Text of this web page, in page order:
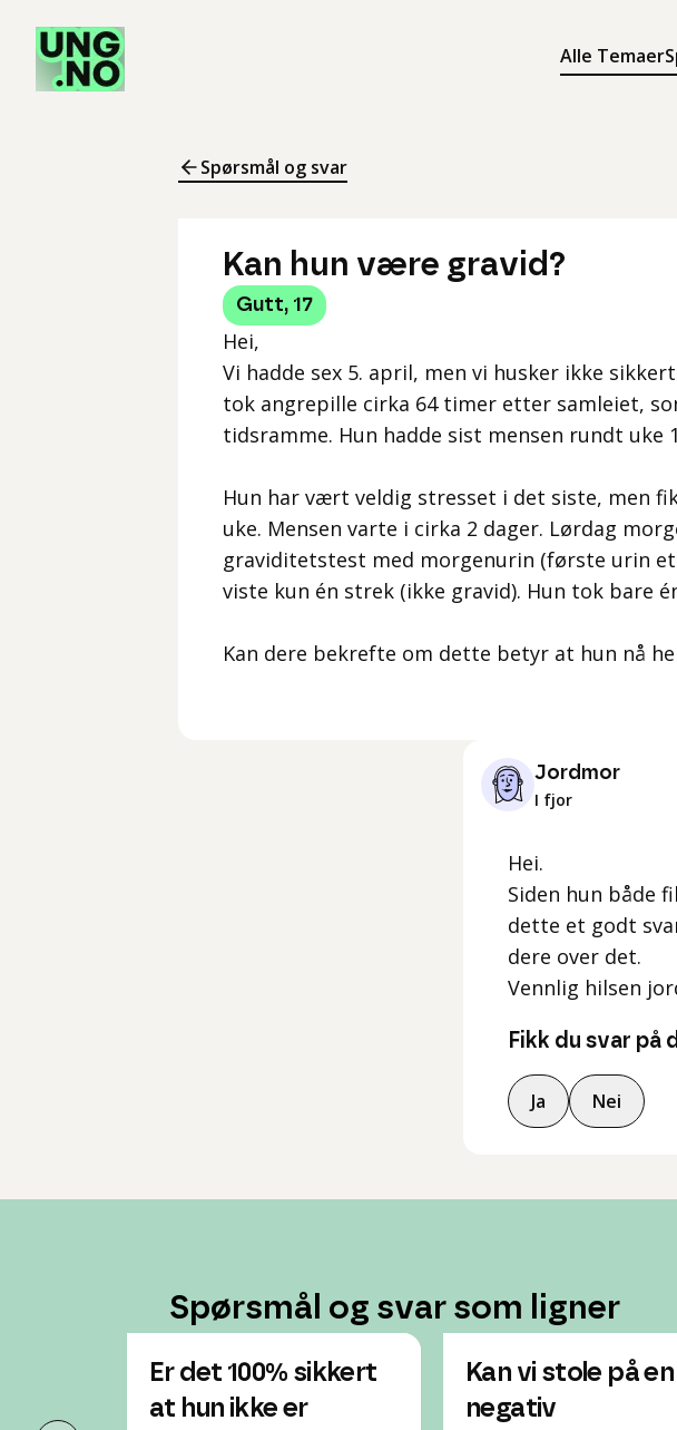
Alle Temaer
Søk
Meny
Spørsmål og svar
Kan hun være gravid?
Gutt, 17
Hei,
Vi hadde sex 5. april, men vi husker ikke
tok angrepille cirka 64 timer etter samleiet,
tidsramme. Hun hadde sist mensen rundt uke
Hun har vært veldig stresset i det siste, men
uke. Mensen varte i cirka 2 dager. Lørdag
graviditetstest med morgenurin (første urin
viste kun én strek (ikke gravid). Hun tok bare
Kan dere bekrefte om dette betyr at hun nå
Jordmor
I fjor
Hei.
Siden hun både
dette et godt
dere over det.
Vennlig hilsen
Fikk du svar på
Ja Nei
Spørsmål og svar som ligner
Er det 100% sikkert
at hun ikke er
Kan vi stole på en
negativ